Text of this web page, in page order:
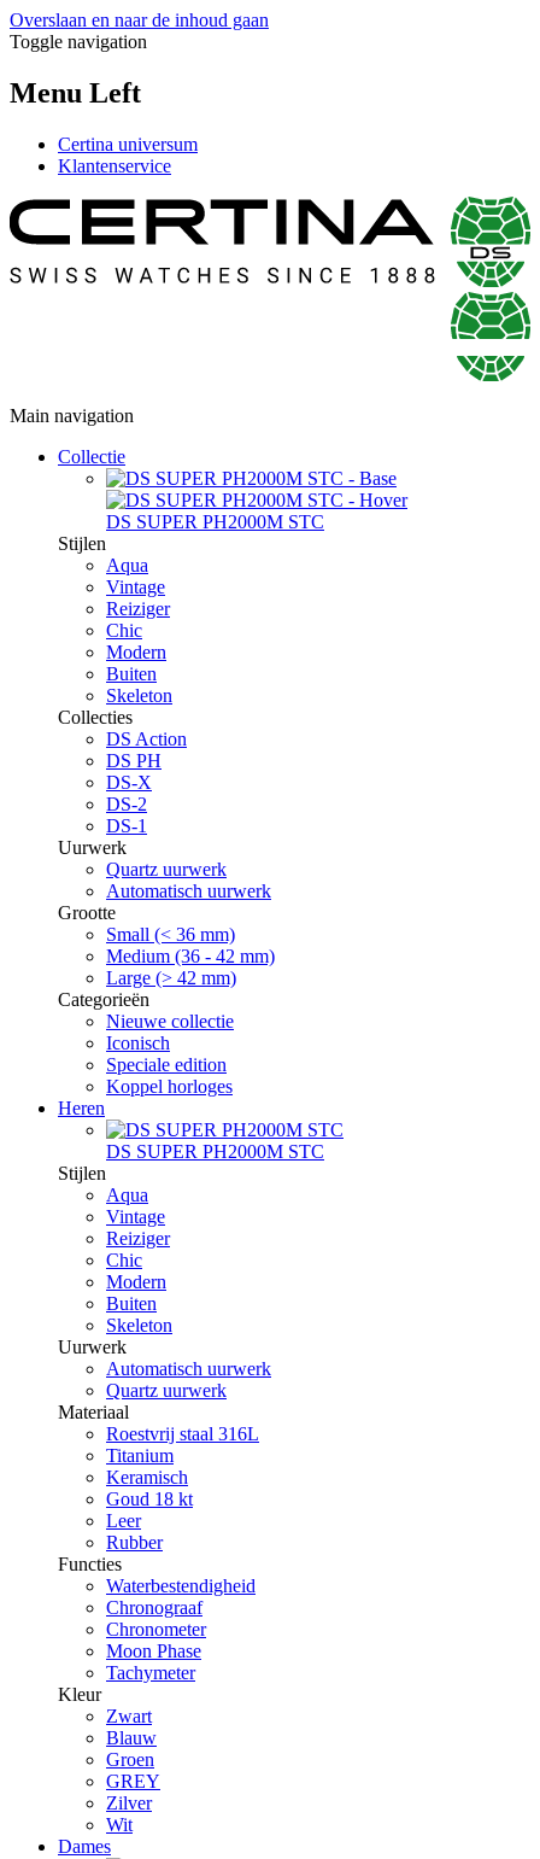
Overslaan en naar de inhoud gaan
Toggle navigation
Menu Left
Certina universum
Klantenservice
Main navigation
Collectie
DS SUPER PH2000M STC
Stijlen
Aqua
Vintage
Reiziger
Chic
Modern
Buiten
Skeleton
Collecties
DS Action
DS PH
DS-X
DS-2
DS-1
Uurwerk
Quartz uurwerk
Automatisch uurwerk
Grootte
Small (< 36 mm)
Medium (36 - 42 mm)
Large (> 42 mm)
Categorieën
Nieuwe collectie
Iconisch
Speciale edition
Koppel horloges
Heren
DS SUPER PH2000M STC
Stijlen
Aqua
Vintage
Reiziger
Chic
Modern
Buiten
Skeleton
Uurwerk
Automatisch uurwerk
Quartz uurwerk
Materiaal
Roestvrij staal 316L
Titanium
Keramisch
Goud 18 kt
Leer
Rubber
Functies
Waterbestendigheid
Chronograaf
Chronometer
Moon Phase
Tachymeter
Kleur
Zwart
Blauw
Groen
GREY
Zilver
Wit
Dames